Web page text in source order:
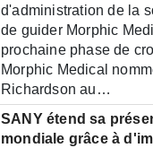
d'administration de la
de guider Morphic
prochaine phase de
Morphic Medical
Richardson au…
SANY étend sa
mondiale grâce à